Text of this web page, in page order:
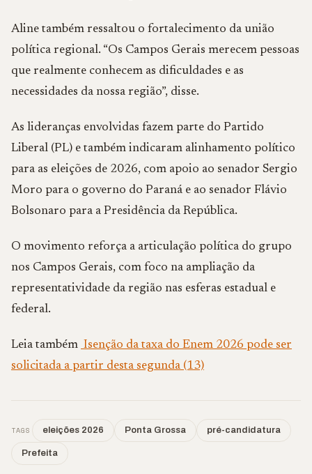
Aline também ressaltou o fortalecimento da união
política regional. “Os Campos Gerais merecem pessoas
que realmente conhecem as dificuldades e as
necessidades da nossa região”, disse.
As lideranças envolvidas fazem parte do Partido
Liberal (PL) e também indicaram alinhamento político
para as eleições de 2026, com apoio ao senador Sergio
Moro para o governo do Paraná e ao senador Flávio
Bolsonaro para a Presidência da República.
O movimento reforça a articulação política do grupo
nos Campos Gerais, com foco na ampliação da
representatividade da região nas esferas estadual e
federal.
Leia também Isenção da taxa do Enem 2026 pode ser
solicitada a partir desta segunda (13)
TAGS eleições 2026 Ponta Grossa pré-candidatura
Prefeita